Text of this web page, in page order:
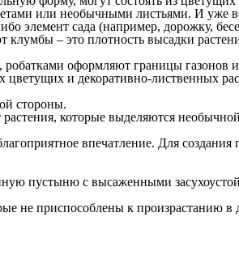
или необычными листьями. И уже
сада (например, дорожку,
– это плотность высадки
оформляют границы газонов
и декоративно-лиственных
стороны.
которые выделяются
впечатление. Для
пустыню с высаженными
не приспособлены к произрастанию